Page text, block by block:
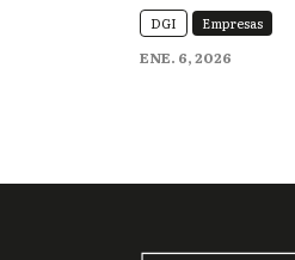
DGI Empresas
ENE. 6, 2026